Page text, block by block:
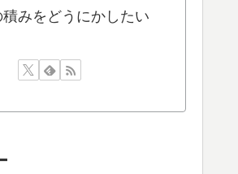
みをどうにかしたい